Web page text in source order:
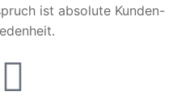
ist absolute Kunden-